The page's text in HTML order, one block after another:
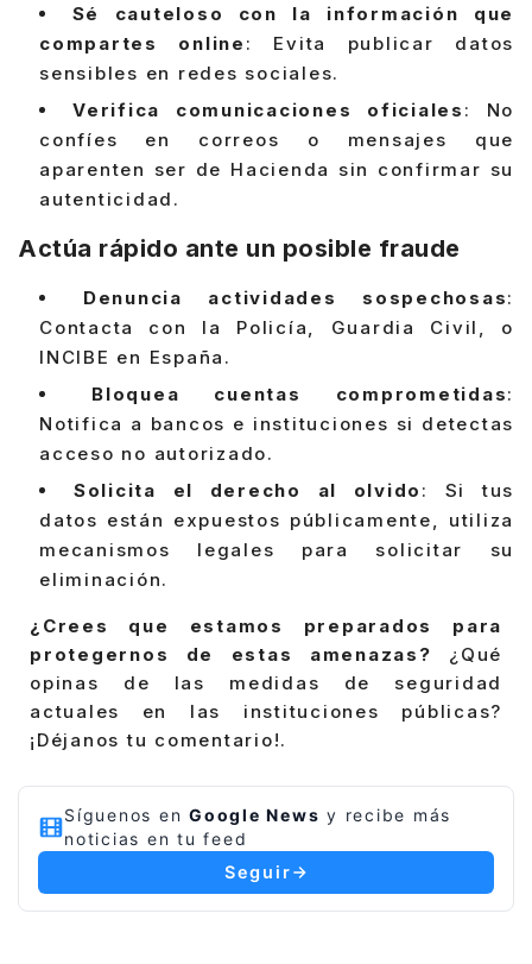
Sé cauteloso con la información que
compartes online : Evita publicar datos
sensibles en redes sociales.
Verifica comunicaciones oficiales : No
confíes en correos o mensajes que
aparenten ser de Hacienda sin confirmar su
autenticidad.
Actúa rápido ante un posible fraude
Denuncia actividades sospechosas:
Contacta con la Policía, Guardia Civil, o
INCIBE en España.
Bloquea cuentas comprometidas:
Notifica a bancos e instituciones si detectas
acceso no autorizado.
Solicita el derecho al olvido : Si tus
datos están expuestos públicamente, utiliza
mecanismos legales para solicitar su
eliminación.
¿Crees que estamos preparados para
protegernos de estas amenazas? ¿Qué
opinas de las medidas de seguridad
actuales en las instituciones públicas?
¡Déjanos tu comentario!.
Síguenos en Google News y recibe más
noticias en tu feed
Seguir